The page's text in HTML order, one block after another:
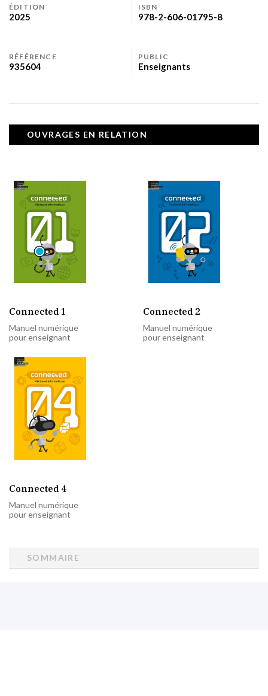
ÉDITION
2025
ISBN
978-2-606-01795-8
RÉFÉRENCE
935604
PUBLIC
Enseignants
OUVRAGES EN RELATION
Connected 1
Manuel numérique
pour enseignant
Connected 2
Manuel numérique
pour enseignant
Connected 4
Manuel numérique
pour enseignant
SOMMAIRE